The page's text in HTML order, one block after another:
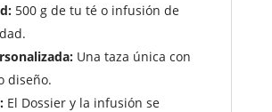
500 g de tu té o infusión de
Una taza única con
diseño.
El Dossier y la infusión se